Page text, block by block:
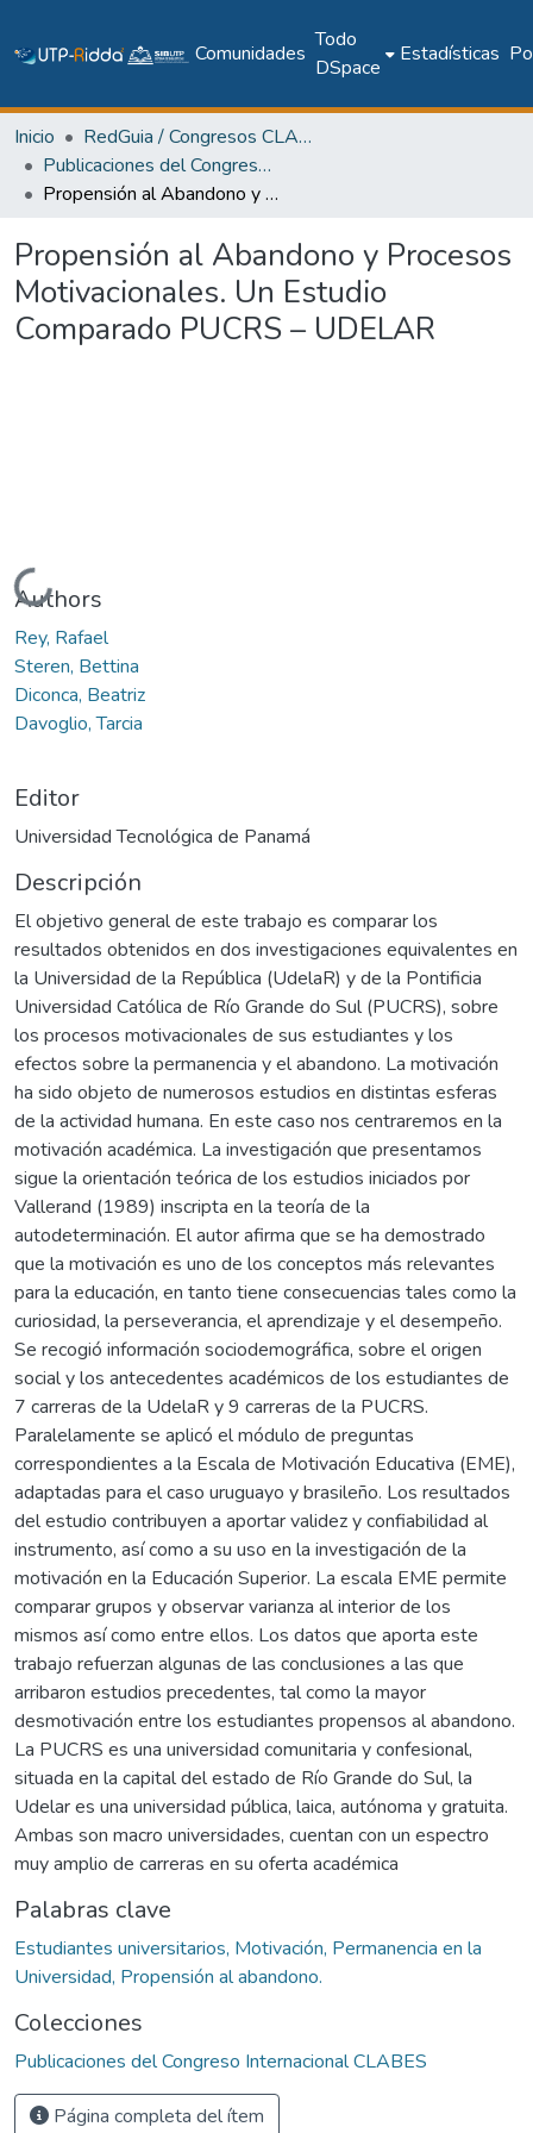
Comunidades
Todo
DSpace
Estadísticas
Inicio
RedGuia / Congresos CLABES
Publicaciones del Congreso Internacional CLABES
Propensión al Abandono y Procesos Motivacionales. Un Estudio Comparado PUCRS – UDELAR
Propensión al Abandono y Procesos
Motivacionales. Un Estudio
Comparado PUCRS – UDELAR
Cargando...
Authors
Rey, Rafael
Steren, Bettina
Diconca, Beatriz
Davoglio, Tarcia
Editor
Universidad Tecnológica de Panamá
Descripción
El objetivo general de este trabajo es comparar los
resultados obtenidos en dos investigaciones equivalentes en
la Universidad de la República (UdelaR) y de la Pontificia
Universidad Católica de Río Grande do Sul (PUCRS), sobre
los procesos motivacionales de sus estudiantes y los
efectos sobre la permanencia y el abandono. La motivación
ha sido objeto de numerosos estudios en distintas esferas
de la actividad humana. En este caso nos centraremos en la
motivación académica. La investigación que presentamos
sigue la orientación teórica de los estudios iniciados por
Vallerand (1989) inscripta en la teoría de la
autodeterminación. El autor afirma que se ha demostrado
que la motivación es uno de los conceptos más relevantes
para la educación, en tanto tiene consecuencias tales como la
curiosidad, la perseverancia, el aprendizaje y el desempeño.
Se recogió información sociodemográfica, sobre el origen
social y los antecedentes académicos de los estudiantes de
7 carreras de la UdelaR y 9 carreras de la PUCRS.
Paralelamente se aplicó el módulo de preguntas
correspondientes a la Escala de Motivación Educativa (EME),
adaptadas para el caso uruguayo y brasileño. Los resultados
del estudio contribuyen a aportar validez y confiabilidad al
instrumento, así como a su uso en la investigación de la
motivación en la Educación Superior. La escala EME permite
comparar grupos y observar varianza al interior de los
mismos así como entre ellos. Los datos que aporta este
trabajo refuerzan algunas de las conclusiones a las que
arribaron estudios precedentes, tal como la mayor
desmotivación entre los estudiantes propensos al abandono.
La PUCRS es una universidad comunitaria y confesional,
situada en la capital del estado de Río Grande do Sul, la
Udelar es una universidad pública, laica, autónoma y gratuita.
Ambas son macro universidades, cuentan con un espectro
muy amplio de carreras en su oferta académica
Palabras clave
Estudiantes universitarios, Motivación, Permanencia en la
Universidad, Propensión al abandono.
Colecciones
Publicaciones del Congreso Internacional CLABES
Página completa del ítem